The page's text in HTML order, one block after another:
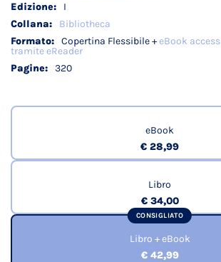
I
Bibliotheca
Copertina Flessibile +eBook
tramite eReader
320
eBook
€ 28,99
Libro
€ 34,00
CONSIGLIATO
Libro + eBook
€ 42,99